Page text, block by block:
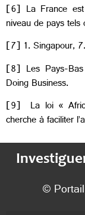
[6] La France est
niveau de pays
[7] 1. Singapour,
[8] Les Pays-
Doing Business.
[9] La loi «
cherche à faciliter
©